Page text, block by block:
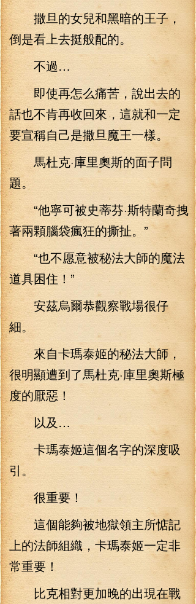
撒旦的女兒和黑暗的王子，
倒是看上去挺般配的。
不過…
即使再怎么痛苦，說出去的
話也不肯再收回來，這就和一定
要宣稱自己是撒旦魔王一樣。
馬杜克·庫里奧斯的面子問
題。
“他寧可被史蒂芬·斯特蘭奇拽
著兩顆腦袋瘋狂的撕扯。”
“也不愿意被秘法大師的魔法
道具困住！”
安茲烏爾恭觀察戰場很仔
細。
來自卡瑪泰姬的秘法大師，
很明顯遭到了馬杜克·庫里奧斯極
度的厭惡！
以及…
卡瑪泰姬這個名字的深度吸
引。
很重要！
這個能夠被地獄領主所惦記
上的法師組織，卡瑪泰姬一定非
常重要！
比克相對更加晚的出現在戰